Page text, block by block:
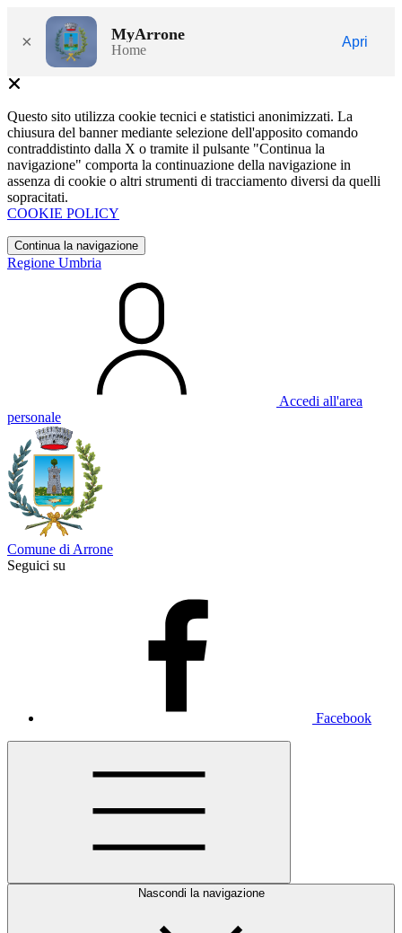
× MyArrone
Home
Apri
Questo sito utilizza cookie tecnici e statistici anonimizzati. La
chiusura del banner mediante selezione dell'apposito comando
contraddistinto dalla X o tramite il pulsante "Continua la
navigazione" comporta la continuazione della navigazione in
assenza di cookie o altri strumenti di tracciamento diversi da quelli
sopracitati.
COOKIE POLICY
Continua la navigazione
Regione Umbria
Accedi all'area
personale
Comune di Arrone
Seguici su
Facebook
Nascondi la navigazione